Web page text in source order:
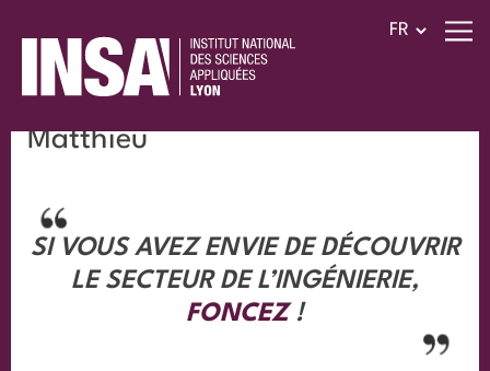
Matthieu
SI VOUS AVEZ ENVIE DE DÉCOUVRIR
LE SECTEUR DE L’INGÉNIERIE,
FONCEZ!